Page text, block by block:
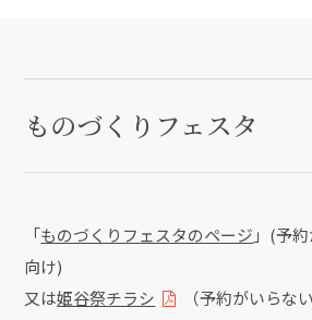
ものづくりフェスタ
「ものづくりフェスタのページ 」(予
向け)
又は姫谷祭チラシ
（予約がいらな